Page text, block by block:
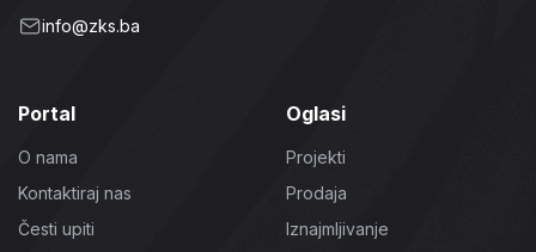
info@zks.ba
Portal
O nama
Kontaktiraj nas
Česti upiti
Oglasi
Projekti
Prodaja
Iznajmljivanje